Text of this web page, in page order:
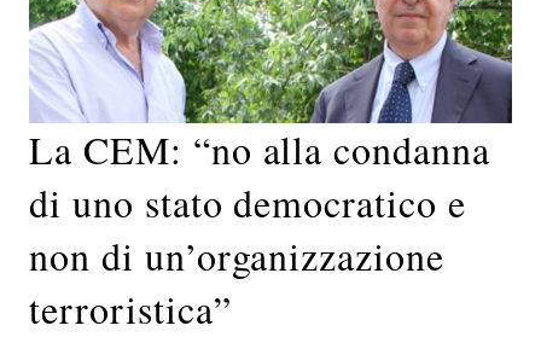
La CEM: “no alla condanna
di uno stato democratico e
non di un’organizzazione
terroristica”